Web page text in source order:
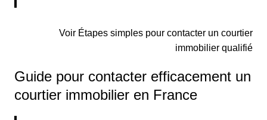
Voir Étapes simples pour contacter un courtier
immobilier qualifié
Guide pour contacter efficacement un
courtier immobilier en France